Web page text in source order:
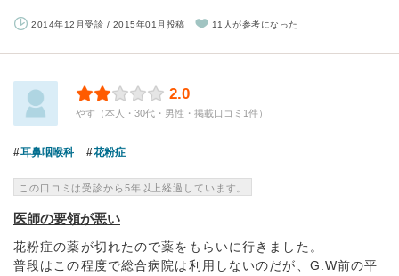
2014年12月受診 / 2015年01月投稿 11人が参考になった
2.0
やす（本人・30代・男性・掲載口コミ1件）
耳鼻咽喉科 花粉症
この口コミは受診から5年以上経過しています。
医師の要領が悪い
花粉症の薬が切れたので薬をもらいに行きました。
普段はこの程度で総合病院は利用しないのだが、G.W前の平